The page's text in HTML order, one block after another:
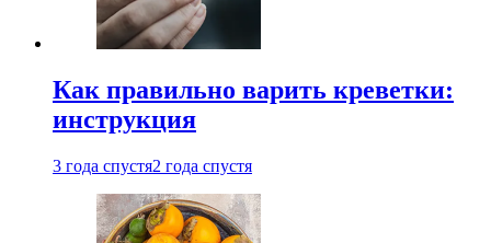
Как правильно варить креветки:
инструкция
3 года спустя2 года спустя